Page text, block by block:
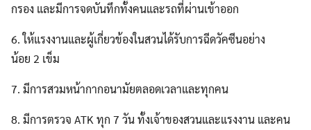
กรอง และมีการจดบันทึกทั้งคนและรถที่ผ่านเข้าออก
6. ให้แรงงานและผู้เกี่ยวข้องในสวนได้รับการฉีดวัคซีนอย่าง
น้อย 2 เข็ม
7. มีการสวมหน้ากากอนามัยตลอดเวลาและทุกคน
8. มีการตรวจ ATK ทุก 7 วัน ทั้งเจ้าของสวนและแรงงาน และคน